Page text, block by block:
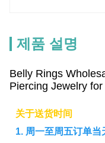
제품 설명
Belly Rings
Piercing Jewelry
关于送货时间
1. 周一至周五订单当